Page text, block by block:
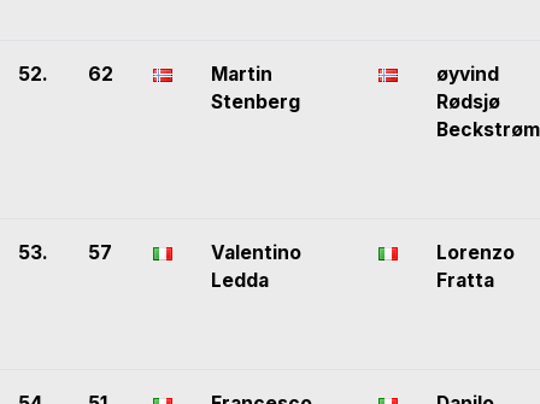
52. 62
Martin
Stenberg
øyvind
Rødsjø
Beckstrøm
53. 57
Valentino
Ledda
Lorenzo
Fratta